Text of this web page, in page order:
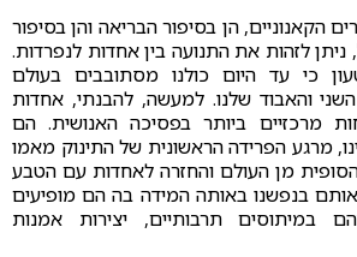
הקאנוניים, הן בסיפור הבריאה והן בסיפור
לזהות את התנועה בין אחדות לנפרדות.
כי עד היום כולנו מסתובבים בעולם
והאבוד שלנו. למעשה, להבנתי, אחדות
מרכזיים ביותר בפסיכה האנושית. הם
מרגע הפרידה הראשונית של התינוק מאמו
מן העולם והחזרה לאחדות עם הטבע
בנפשנו באותה המידה בה הם מופיעים
במיתוסים תרבותיים, יצירות אמנות